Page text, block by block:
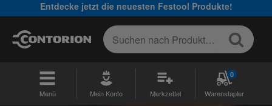
Entdecke jetzt die neuesten Festool Produkte!
Menü Mein Konto Merkzettel
0
Warenstapler